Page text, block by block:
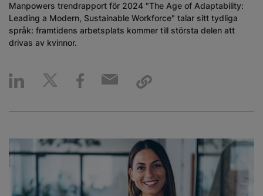
Manpowers trendrapport för 2024 "The Age of Adaptability:
Leading a Modern, Sustainable Workforce" talar sitt tydliga
språk: framtidens arbetsplats kommer till största delen att
drivas av kvinnor.